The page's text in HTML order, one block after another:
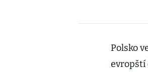
Polsko
evropští